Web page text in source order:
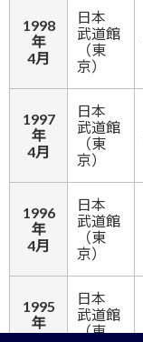
1998
年
4月
日本
武道館
（東
京）
1997
年
4月
日本
武道館
（東
京）
1996
年
4月
日本
武道館
（東
京）
1995
年
日本
武道館
（東